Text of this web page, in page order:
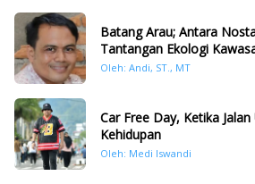
Batang Arau; Antara
Tantangan Ekologi
Oleh: Andi, ST., MT
Car Free Day, Ketika
Kehidupan
Oleh: Medi Iswandi